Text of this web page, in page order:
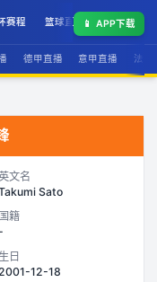
赛程 篮球直播 联赛积分
📱 APP下载
德甲直播 意甲直播 法甲
文名
Sato
国籍
生日
2001-12-18